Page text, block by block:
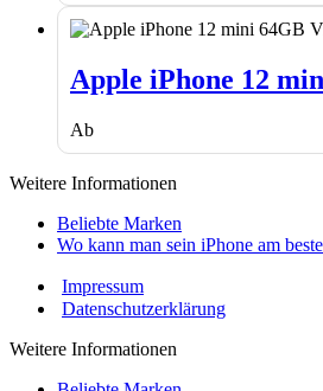
rot
iPhone
12
64GB
Violett
Apple iPhone 12
Ab
Weitere Informationen
Beliebte Marken
Wo kann man sein iPhone am
Impressum
Datenschutzerklärung
Weitere Informationen